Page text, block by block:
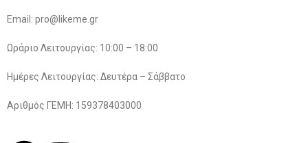
Email: pro@likeme.gr
Ωράριο Λειτουργίας: 10:00 – 18:00
Ημέρες Λειτουργίας: Δευτέρα – Σάββατο
Αριθμός ΓΕΜΗ: 159378403000